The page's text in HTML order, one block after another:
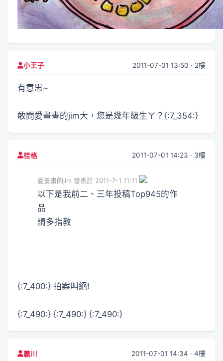
小王子 2011-07-01 13:50 · 2樓
有意思~
敢問愛畫畫的jim大，您是幾年級生ㄚ？{:7_354:}
桂格 2011-07-01 14:23 · 3樓
愛畫畫的jim 發表於 2011-7-1 11:11
以下是我前二、三年投稿Top945的作
品
請多指教
{:7_400:} 拍案叫絕!
{:7_490:} {:7_490:} {:7_490:}
霸川 2011-07-01 14:34 · 4樓